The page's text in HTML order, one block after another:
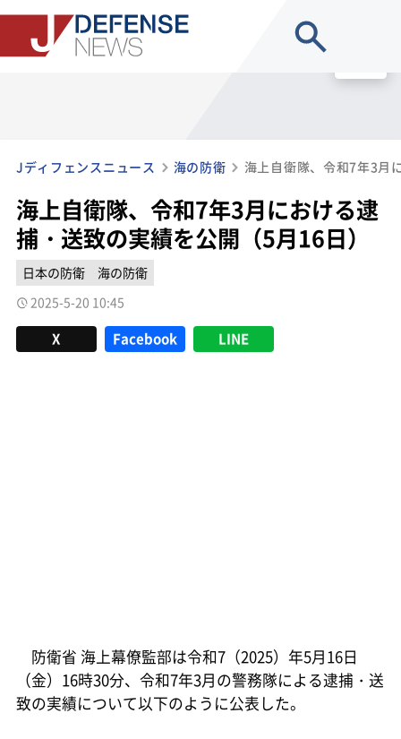
Jディフェンスニュース 海の防衛
海上自衛隊、令和7年3月における逮
捕・送致の実績を公開（5月16日）
日本の防衛
海の防衛
2025-5-20 10:45
X Facebook LINE
防衛省 海上幕僚監部は令和7（2025）年5月16日
（金）16時30分、令和7年3月の警務隊による逮捕・送
致の実績について以下のように公表した。